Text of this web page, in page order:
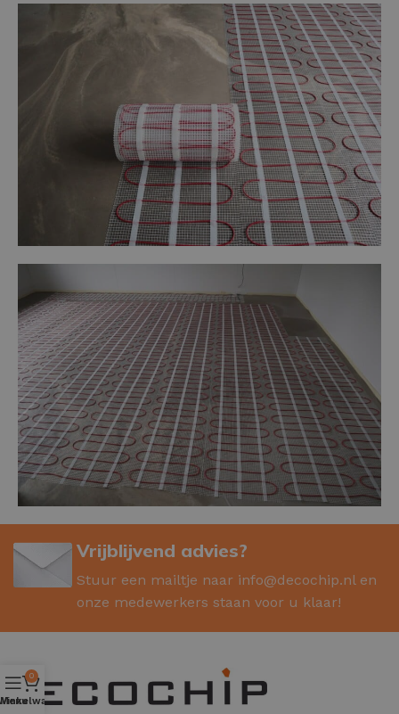
Vrijblijvend advies?
Stuur een mailtje naar info@decochip.nl en
onze medewerkers staan voor u klaar!
Menu
0